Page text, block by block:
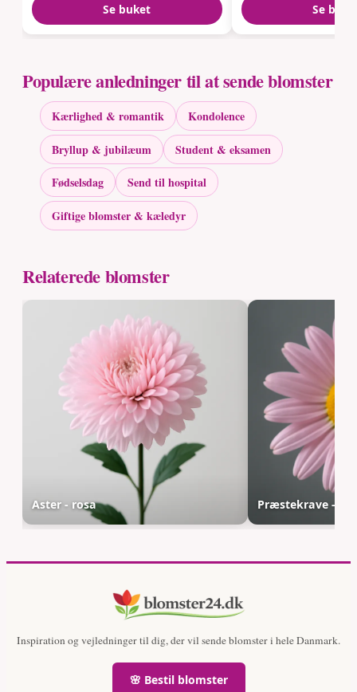
Se buket Se
Populære anledninger til at sende blomster
Kærlighed & romantik
Kondolence
Bryllup & jubilæum
Student & eksamen
Fødselsdag
Send til hospital
Giftige blomster & kæledyr
Relaterede blomster
Aster - rosa Præstekrave -
Inspiration og vejledninger til dig, der vil sende blomster i hele Danmark.
🌸 Bestil blomster